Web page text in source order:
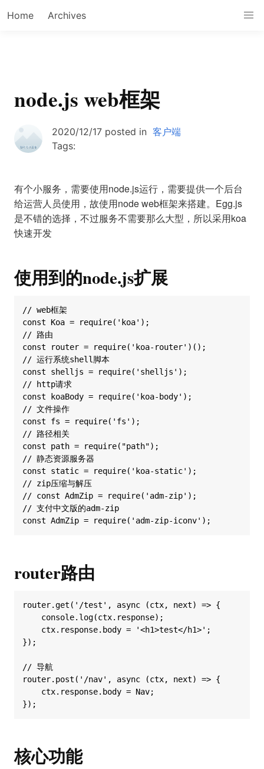
Home Archives
node.js web框架
2020/12/17 posted in 客户端
Tags:
有个小服务，需要使用node.js运行，需要提供一个后台
给运营人员使用，故使用node web框架来搭建。Egg.js
是不错的选择，不过服务不需要那么大型，所以采用koa
快速开发
使用到的node.js扩展
// web框架
const Koa = require('koa');
// 路由
const router = require('koa-router')();
// 运行系统shell脚本
const shelljs = require('shelljs');
// http请求
const koaBody = require('koa-body');
// 文件操作
const fs = require('fs');
// 路径相关
const path = require("path");
// 静态资源服务器
const static = require('koa-static');
// zip压缩与解压
// const AdmZip = require('adm-zip');
// 支付中文版的adm-zip
router路由
router.get('/test', async (ctx, next) => {
    console.log(ctx.response);
    ctx.response.body = '<h1>test</h1>';
});
// 导航
router.post('/nav', async (ctx, next) => {
    ctx.response.body = Nav;
核心功能